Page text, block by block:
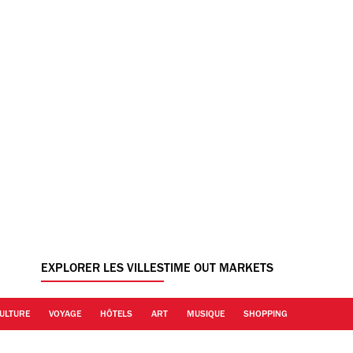
EXPLORER LES VILLESTIME OUT MARKETS
VOYAGE HÔTELS ART MUSIQUE SHOPPING